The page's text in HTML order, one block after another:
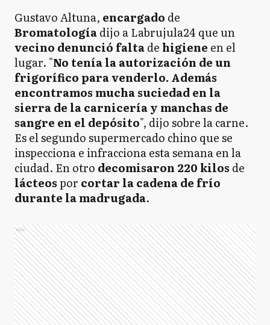
Gustavo Altuna, encargado de
Bromatologíadijo a Labrujula24 que un
vecino denunció faltade higiene en el
lugar. "No tenía la autorización de un
frigorífico para venderlo. Además
encontramos mucha suciedad en la
sierra de la carnicería y manchas de
sangre en el depósito", dijo sobre la carne.
Es el segundo supermercado chino que se
inspecciona e infracciona esta semana en la
ciudad. En otro decomisaron 220 kilos de
lácteospor cortar la cadena de frío
durante la madrugada.
Ads